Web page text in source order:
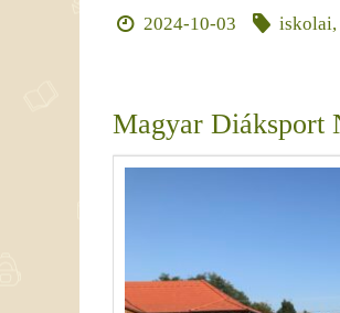
2024-10-03 iskolai,
Magyar Diáksport